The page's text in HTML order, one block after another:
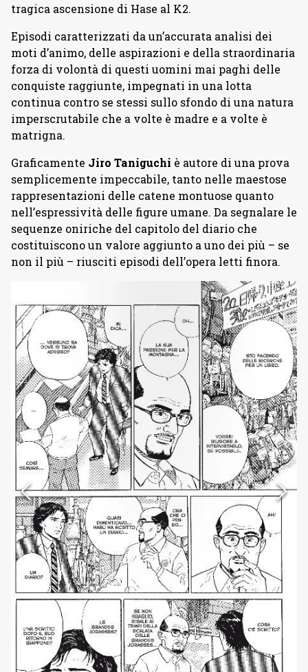
tragica ascensione di Hase al K2.
Episodi caratterizzati da un’accurata analisi dei
moti d’animo, delle aspirazioni e della straordinaria
forza di volontà di questi uomini mai paghi delle
conquiste raggiunte, impegnati in una lotta
continua contro se stessi sullo sfondo di una natura
imperscrutabile che a volte è madre e a volte è
matrigna.
Graficamente Jiro Taniguchi è autore di una prova
semplicemente impeccabile, tanto nelle maestose
rappresentazioni delle catene montuose quanto
nell’espressività delle figure umane. Da segnalare le
sequenze oniriche del capitolo del diario che
costituiscono un valore aggiunto a uno dei più – se
non il più – riusciti episodi dell’opera letti finora.